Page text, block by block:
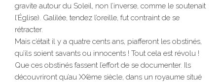
gravite autour du Soleil, non l’inverse, comme le soutenait
l’Église). Galilée, tendez l’oreille, fut contraint de se
rétracter.
Mais c’était il y a quatre cents ans, piafferont les obstinés,
qu’ils soient savants ou innocents ! Tout cela est révolu !
Que ces obstinés fassent l’effort de se documenter. Ils
découvriront qu’au XXème siècle, dans un royaume situé